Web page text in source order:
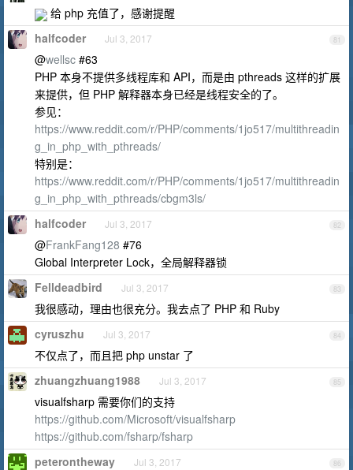
给 php 充值了，感谢提醒
81
halfcoder Jul 3, 2017
@wellsc #63
PHP 本身不提供多线程库和 API，而是由 pthreads 这样的扩展
来提供，但 PHP 解释器本身已经是线程安全的了。
参见：
https://www.reddit.com/r/PHP/comments/1jo517/multithreadin
g_in_php_with_pthreads/
特别是：
https://www.reddit.com/r/PHP/comments/1jo517/multithreadin
g_in_php_with_pthreads/cbgm3ls/
82
halfcoder Jul 3, 2017
@FrankFang128 #76
Global Interpreter Lock，全局解释器锁
83
Felldeadbird Jul 3, 2017
我很感动，理由也很充分。我去点了 PHP 和 Ruby
84
cyruszhu Jul 3, 2017
不仅点了，而且把 php unstar 了
85
zhuangzhuang1988 Jul 3, 2017
visualfsharp 需要你们的支持
https://github.com/Microsoft/visualfsharp
https://github.com/fsharp/fsharp
86
peterontheway Jul 3, 2017